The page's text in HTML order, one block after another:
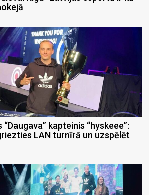
kapteinis “hyskeee”:
LAN turnīrā un uzspēlēt